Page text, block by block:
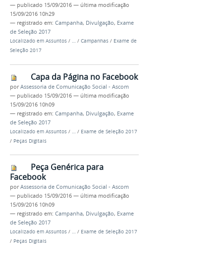
— publicado 15/09/2016 — última modificação
15/09/2016 10h29
— registrado em: Campanha, Divulgação, Exame
de Seleção 2017
Localizado em Assuntos / … / Campanhas / Exame de
Seleção 2017
Capa da Página no Facebook
porAssessoria de Comunicação Social - Ascom
— publicado 15/09/2016 — última modificação
15/09/2016 10h09
— registrado em: Campanha, Divulgação, Exame
de Seleção 2017
Localizado em Assuntos / / Exame de Seleção 2017
/ Peças Digitais
Peça Genérica para
Facebook
porAssessoria de Comunicação Social - Ascom
— publicado 15/09/2016 — última modificação
15/09/2016 10h09
— registrado em: Campanha, Divulgação, Exame
de Seleção 2017
Localizado em Assuntos / … / Exame de Seleção 2017
/ Peças Digitais